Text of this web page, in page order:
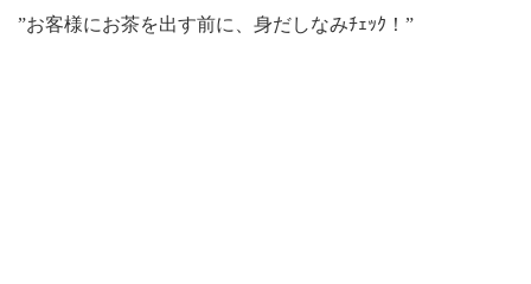
”お客様にお茶を出す前に、身だしなみﾁｪｯｸ！”